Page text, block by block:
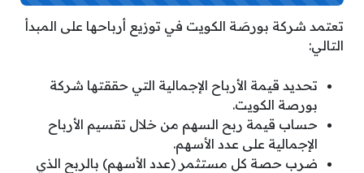
تعتمد شركة بورصَة الكويت في توزيع أرباحها على المبدأ
التالي:
تحديد قيمة الأرباح الإجمالية التي حققتها شركة
بورصة الكويت.
حساب قيمة ربح السهم من خلال تقسيم الأرباح
الإجمالية على عدد الأسهم.
ضرب حصة كل مستثمر (عدد الأسهم) بالربح الذي